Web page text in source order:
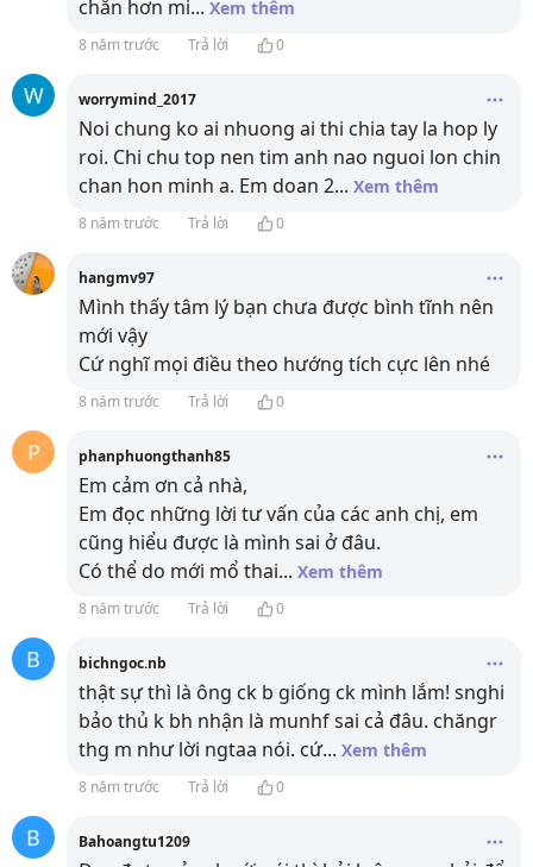
chắn hơn mi... Xem thêm
8 năm trước Trả lời 0
W worrymind_2017
Noi chung ko ai nhuong ai thi chia tay la hop ly
roi. Chi chu top nen tim anh nao nguoi lon chin
chan hon minh a. Em doan 2... Xem thêm
8 năm trước Trả lời 0
hangmv97
Mình thấy tâm lý bạn chưa được bình tĩnh nên
mới vậy
Cứ nghĩ mọi điều theo hướng tích cực lên nhé
8 năm trước Trả lời 0
P phanphuongthanh85
Em cảm ơn cả nhà,
Em đọc những lời tư vấn của các anh chị, em
cũng hiểu được là mình sai ở đâu.
Có thể do mới mổ thai... Xem thêm
8 năm trước Trả lời 0
B bichngoc.nb
thật sự thì là ông ck b giống ck mình lắm! snghi
bảo thủ k bh nhận là munhf sai cả đâu. chăngr
thg m như lời ngtaa nói. cứ... Xem thêm
8 năm trước Trả lời 0
B Bahoangtu1209